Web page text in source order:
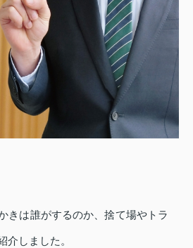
きは誰がするのか、捨て場やトラ
介しました。